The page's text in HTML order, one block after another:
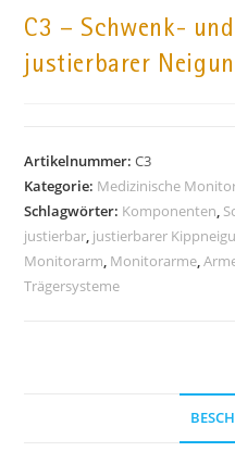
C3 – Schwenk-
justierbarer
Artikelnummer:C3
Kategorie: Medizinische
Schlagwörter: Komponenten,
justierbar, justierbarer
Monitorarm, Monitorarme,
Trägersysteme